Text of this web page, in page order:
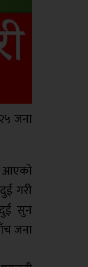
जना
आएको
गरी
सुन
जना